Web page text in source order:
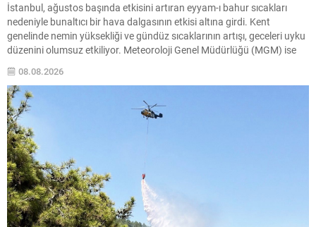
İstanbul, ağustos başında etkisini artıran eyyam-ı bahur sıcakları
nedeniyle bunaltıcı bir hava dalgasının etkisi altına girdi. Kent
genelinde nemin yüksekliği ve gündüz sıcaklarının artışı, geceleri uyku
düzenini olumsuz etkiliyor. Meteoroloji Genel Müdürlüğü (MGM) ise
bölge sakinlerine kısa ve orta vadede bazı rahatlatıcı gelişmelerin
sinyalini verdi; özellikle bazı kesimlerde yağış beklentisi...
08.08.2026